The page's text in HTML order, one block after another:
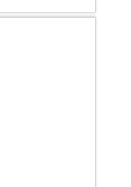
de evitar
...